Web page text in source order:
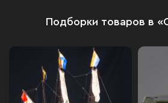
Подборки товаров в